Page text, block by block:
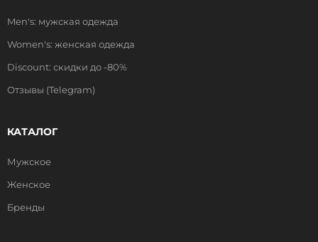
Men's: мужская одежда
Women's: женская одежда
Discount: скидки до -80%
Отзывы (Telegram)
КАТАЛОГ
Мужское
Женское
Бренды